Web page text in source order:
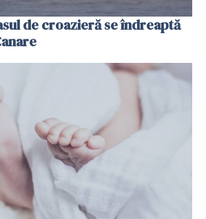
de croazieră se îndreaptă